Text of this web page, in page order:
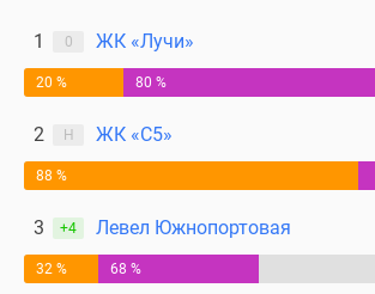
1 0 ЖК «Лучи»
20 % 80 %
2 Н ЖК «С5»
88 %
3 +4 Левел Южнопортовая
32 % 68 %